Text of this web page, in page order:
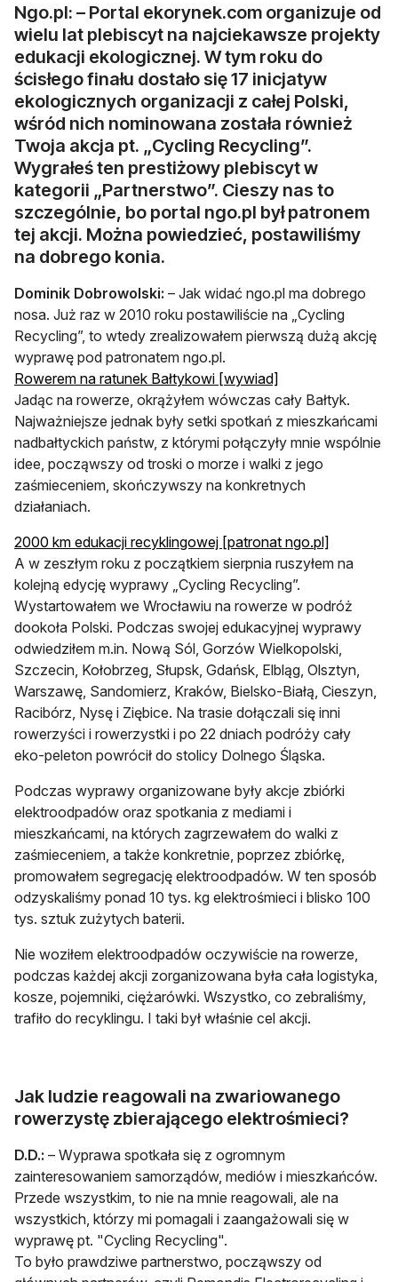
Ngo.pl: – Portal ekorynek.com organizuje od
wielu lat plebiscyt na najciekawsze projekty
edukacji ekologicznej. W tym roku do
ścisłego finału dostało się 17 inicjatyw
ekologicznych organizacji z całej Polski,
wśród nich nominowana została również
Twoja akcja pt. „Cycling Recycling”.
Wygrałeś ten prestiżowy plebiscyt w
kategorii „Partnerstwo”. Cieszy nas to
szczególnie, bo portal ngo.pl był patronem
tej akcji. Można powiedzieć, postawiliśmy
na dobrego konia.
Dominik Dobrowolski: – Jak widać ngo.pl ma dobrego
nosa. Już raz w 2010 roku postawiliście na „Cycling
Recycling”, to wtedy zrealizowałem pierwszą dużą akcję
wyprawę pod patronatem ngo.pl.
Rowerem na ratunek Bałtykowi [wywiad]
Jadąc na rowerze, okrążyłem wówczas cały Bałtyk.
Najważniejsze jednak były setki spotkań z mieszkańcami
nadbałtyckich państw, z którymi połączyły mnie wspólnie
idee, począwszy od troski o morze i walki z jego
zaśmieceniem, skończywszy na konkretnych
działaniach.
2000 km edukacji recyklingowej [patronat ngo.pl]
A w zeszłym roku z początkiem sierpnia ruszyłem na
kolejną edycję wyprawy „Cycling Recycling”.
Wystartowałem we Wrocławiu na rowerze w podróż
dookoła Polski. Podczas swojej edukacyjnej wyprawy
odwiedziłem m.in. Nową Sól, Gorzów Wielkopolski,
Szczecin, Kołobrzeg, Słupsk, Gdańsk, Elbląg, Olsztyn,
Warszawę, Sandomierz, Kraków, Bielsko-Białą, Cieszyn,
Racibórz, Nysę i Ziębice. Na trasie dołączali się inni
rowerzyści i rowerzystki i po 22 dniach podróży cały
eko-peleton powrócił do stolicy Dolnego Śląska.
Podczas wyprawy organizowane były akcje zbiórki
elektroodpadów oraz spotkania z mediami i
mieszkańcami, na których zagrzewałem do walki z
zaśmieceniem, a także konkretnie, poprzez zbiórkę,
promowałem segregację elektroodpadów. W ten sposób
odzyskaliśmy ponad 10 tys. kg elektrośmieci i blisko 100
tys. sztuk zużytych baterii.
Nie woziłem elektroodpadów oczywiście na rowerze,
podczas każdej akcji zorganizowana była cała logistyka,
kosze, pojemniki, ciężarówki. Wszystko, co zebraliśmy,
trafiło do recyklingu. I taki był właśnie cel akcji.
Jak ludzie reagowali na zwariowanego
rowerzystę zbierającego elektrośmieci?
D.D.: – Wyprawa spotkała się z ogromnym
zainteresowaniem samorządów, mediów i mieszkańców.
Przede wszystkim, to nie na mnie reagowali, ale na
wszystkich, którzy mi pomagali i zaangażowali się w
wyprawę pt. "Cycling Recycling".
To było prawdziwe partnerstwo, począwszy od